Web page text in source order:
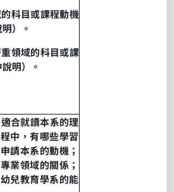
科目或課程動機
）。
領域的科目或課
明）。
合就讀本系的理
中，有哪些學習
請本系的動機；
業領域的關係；
兒教育學系的能